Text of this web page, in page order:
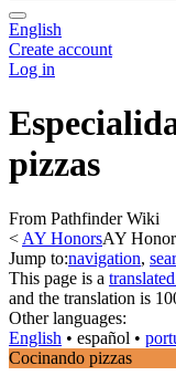
English
Create account
Log in
pizzas
From Pathfinder Wiki
< AY HonorsAY
Jump to:navigation,
This page is a
and the translation is
Other languages:
English • ‎ español • ‎
Cocinando pizzas